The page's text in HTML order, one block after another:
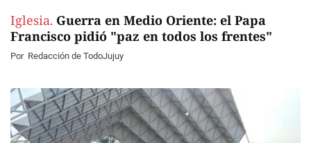
Iglesia. Guerra en Medio Oriente: el Papa
Francisco pidió "paz en todos los frentes"
Por Redacción de TodoJujuy